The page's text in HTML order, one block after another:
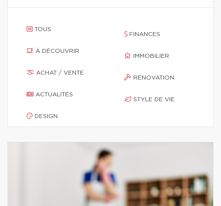
TOUS
À DÉCOUVRIR
ACHAT / VENTE
ACTUALITÉS
DESIGN
FINANCES
IMMOBILIER
RÉNOVATION
STYLE DE VIE